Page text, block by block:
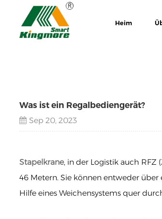
Heim
Was ist ein Regalbediengerät?
Sep 20, 2023
Stapelkrane, in der Logistik auch RFZ
46 Metern. Sie können entweder
Hilfe eines Weichensystems quer